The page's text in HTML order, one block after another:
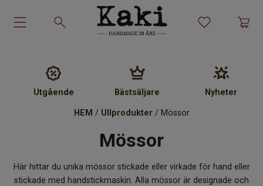
Garn
Stickmönster
Ullprodukter
Utgående Bästsäljare Nyheter
HEM / Ullprodukter/ Mössor
Mössor
Här hittar du unika mössor stickade eller virkade för hand eller
stickade med handstickmaskin. Alla mössor är designade och